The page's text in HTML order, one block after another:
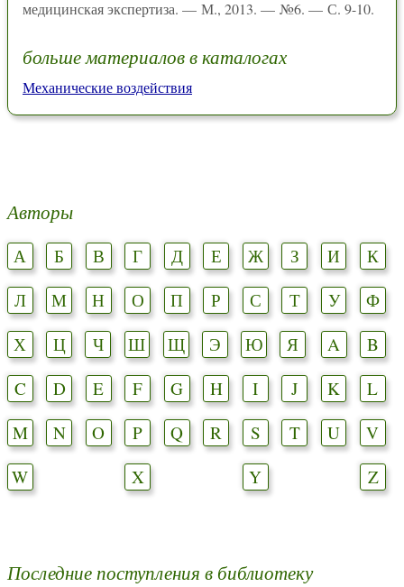
медицинская экспертиза. — М., 2013. — №6. — С. 9-10.
больше материалов в каталогах
Механические воздействия
Авторы
А Б В Г Д Е Ж З И
К
Л
М Н О П Р С Т У
Ф
Х
Ц Ч Ш Щ Э Ю Я A
B
C
D E F G H I J K
L
M
N O P Q R S T U
V
W
X Y Z
Последние поступления в библиотеку